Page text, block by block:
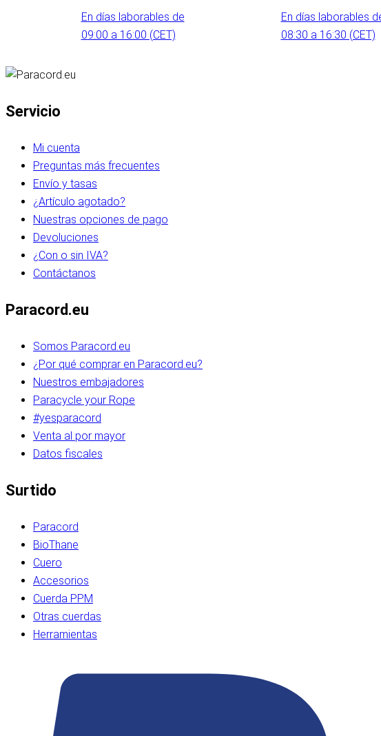
En días laborables de
09:00 a 16:00 (CET)
En días laborables
08:30 a 16:30 (CET)
Servicio
Mi cuenta
Preguntas más frecuentes
Envío y tasas
¿Artículo agotado?
Nuestras opciones de pago
Devoluciones
¿Con o sin IVA?
Contáctanos
Paracord.eu
Somos Paracord.eu
¿Por qué comprar en Paracord.eu?
Nuestros embajadores
Paracycle your Rope
#yesparacord
Venta al por mayor
Datos fiscales
Surtido
Paracord
BioThane
Cuero
Accesorios
Cuerda PPM
Otras cuerdas
Herramientas